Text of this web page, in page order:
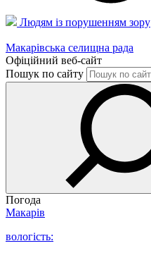
Людям із порушенням зору
Макарівська селищна рада
Офіційний веб-сайт
Пошук по сайту
Погода
Макарів
вологість: